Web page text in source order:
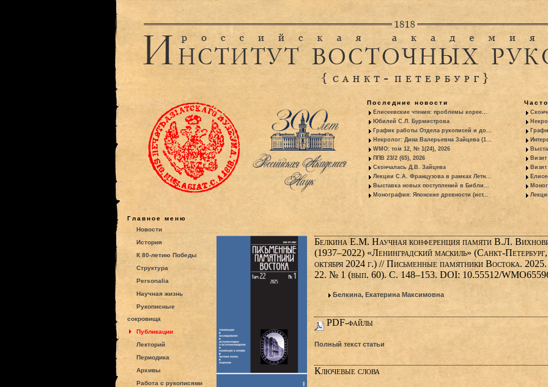
Последние новости
Елисеевские чтения: проблемы корее...
Юбилей С.Л. Бурмистрова
График работы Отдела рукописей и до...
Некролог: Дина Валерьевна Зайцева (1...
WMO: том 12, № 1(24), 2026
ППВ 23/2 (65), 2026
Скончалась Д.В. Зайцева
Лекции С.А. Французова в рамках Летн...
Выставка новых поступлений в Библи...
Монография: Японские древности (ист...
Главное меню
Новости
История
К 80-летию Победы
Структура
Personalia
Научная жизнь
Рукописные
сокровища
Публикации
Лекторий
Периодика
Архивы
Работа с рукописями
Белкина Е.М. Научная конференция памяти В.Л.
(1937–2022) «Ленинградский маскиль» (Санкт-
октября 2024 г.) // Письменные памятники Востока.
22. № 1 (вып. 60). С. 148–153. DOI: 10.55512/
Белкина, Екатерина Максимовна
PDF-файлы
Полный текст статьи
Ключевые слова